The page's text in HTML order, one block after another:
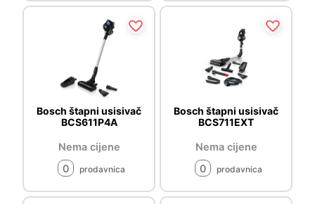
Bosch štapni usisivač
BCS611P4A
Nema cijene
0
prodavnica
Bosch štapni usisivač
BCS711EXT
Nema cijene
0
prodavnica